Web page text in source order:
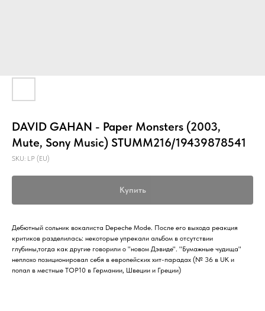
DAVID GAHAN - Paper Monsters (2003,
Mute, Sony Music) STUMM216/19439878541
SKU: LP (EU)
Купить
Дебютный сольник вокалиста Depeche Mode. После его выхода реакция
критиков разделилась: некоторые упрекали альбом в отсутствии
глубины,тогда как другие говорили о "новом Дэвиде". "Бумажные чудища"
неплохо позиционировал себя в европейских хит-парадах (№ 36 в UK и
попал в местные TOP10 в Германии, Швеции и Греции)